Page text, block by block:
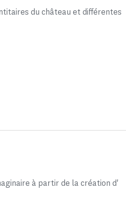
du château et différentes
à partir de la création d'